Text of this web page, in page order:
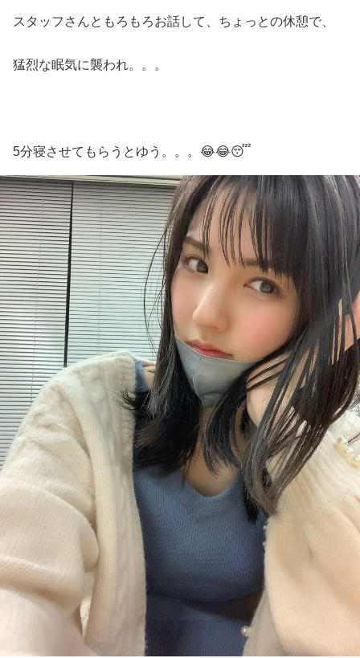
スタッフさんともろもろお話して、ちょっとの休憩で、
猛烈な眠気に襲われ。。。
5分寝させてもらうとゆう。。。😂😂😴